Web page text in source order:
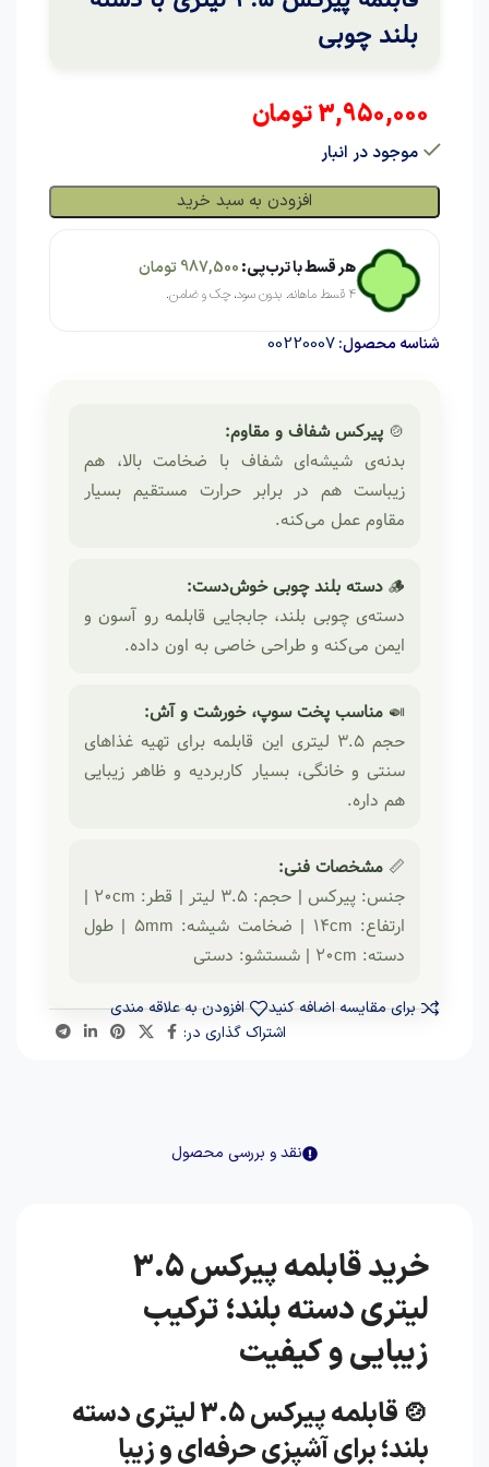
بلند چوبی
3,950,000تومان
موجود در انبار
افزودن به سبد خرید
هر قسط با ترب‌پی:987,500تومان
۴ قسط ماهانه. بدون سود، چک و ضامن.
شناسه محصول:00220007
🍲 پیرکس شفاف و مقاوم:
بدنه‌ی شیشه‌ای شفاف با ضخامت بالا، هم
زیباست هم در برابر حرارت مستقیم بسیار
مقاوم عمل می‌کنه.
🪵 دسته بلند چوبی خوش‌دست:
دسته‌ی چوبی بلند، جابجایی قابلمه رو آسون و
ایمن می‌کنه و طراحی خاصی به اون داده.
🍛 مناسب پخت سوپ، خورشت و آش:
حجم ۳.۵ لیتری این قابلمه برای تهیه غذاهای
سنتی و خانگی، بسیار کاربردیه و ظاهر زیبایی
هم داره.
📏 مشخصات فنی:
جنس: پیرکس | حجم: ۳.۵ لیتر | قطر: ۲۰cm |
ارتفاع: ۱۴cm | ضخامت شیشه: ۵mm | طول
دسته: ۲۰cm | شستشو: دستی
برای مقایسه اضافه کنید
افزودن به علاقه مندی
اشتراک گذاری در:
نقد و بررسی محصول
خرید قابلمه پیرکس 3.5
لیتری دسته بلند؛ ترکیب
زیبایی و کیفیت
🍲 قابلمه پیرکس 3.5 لیتری دسته
بلند؛ برای آشپزی حرفه‌ای و زیبا